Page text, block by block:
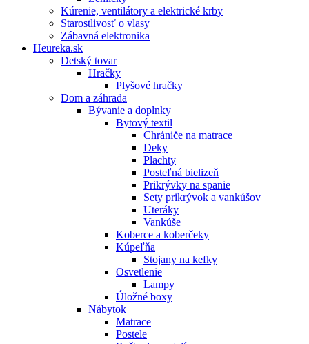
Kúrenie, ventilátory a elektrické krby
Starostlivosť o vlasy
Zábavná elektronika
Heureka.sk
Detský tovar
Hračky
Plyšové hračky
Dom a záhrada
Bývanie a doplnky
Bytový textil
Chrániče na matrace
Deky
Plachty
Posteľná bielizeň
Prikrývky na spanie
Sety prikrývok a vankúšov
Uteráky
Vankúše
Koberce a koberčeky
Kúpeľňa
Stojany na kefky
Osvetlenie
Lampy
Úložné boxy
Nábytok
Matrace
Postele